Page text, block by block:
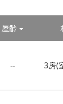
屋齡
-- 3房(